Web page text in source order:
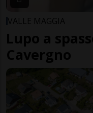
VALLE MAGGIA
Lupo a
Cavergno